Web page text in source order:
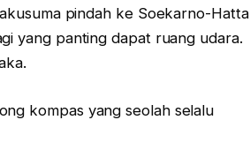
pindah ke Soekarno-Hatta
yang panting dapat ruang udara.
kompas yang seolah selalu